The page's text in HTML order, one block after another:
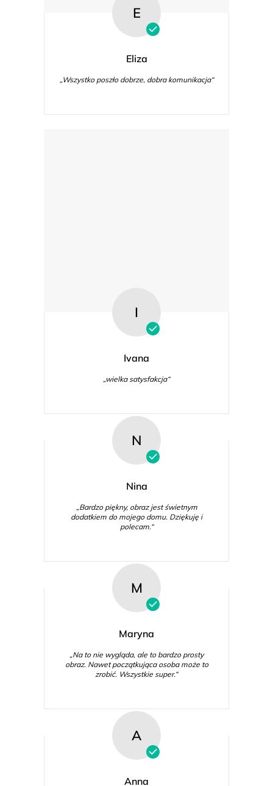
E
Eliza
„Wszystko poszło dobrze, dobra komunikacja“
I
Ivana
„wielka satysfakcja“
N
Nina
„Bardzo piękny, obraz jest świetnym
dodatkiem do mojego domu. Dziękuję i
polecam.“
M
Maryna
„Na to nie wygląda, ale to bardzo prosty
obraz. Nawet początkująca osoba może to
zrobić. Wszystkie super.“
A
Anna